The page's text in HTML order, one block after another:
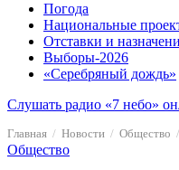
Погода
Национальные
Отставки и
Выборы-2026
«Серебряный дождь»
Слушать радио «7 небо»
Главная Новости Общество
Общество